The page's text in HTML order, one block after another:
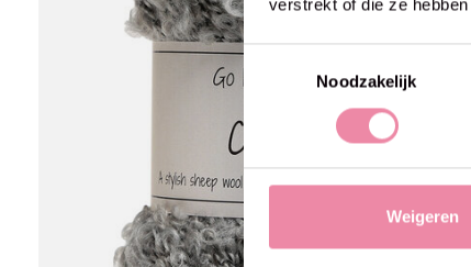
verstrekt of die ze
Toestemmingsselectie
Noodzakelijk
Weigeren